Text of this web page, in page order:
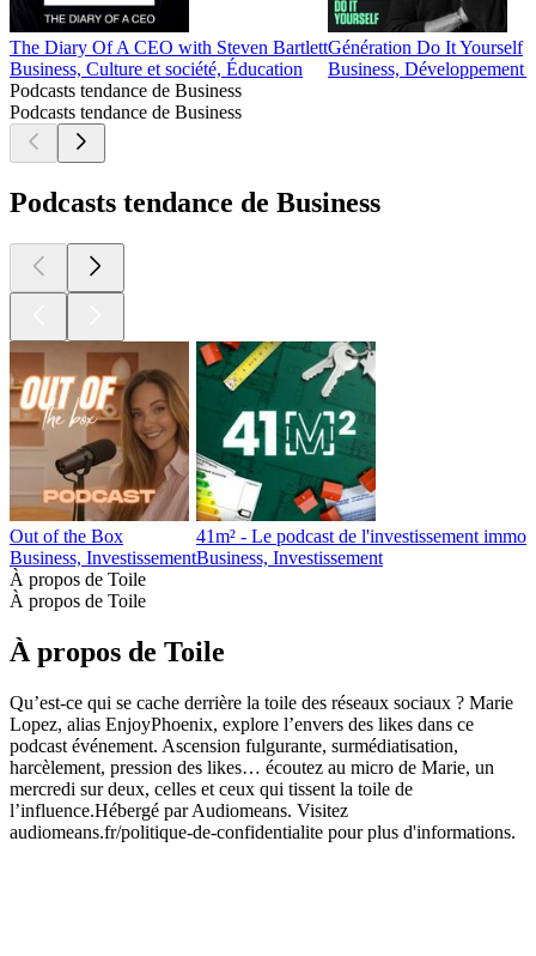
The Diary Of A CEO with Steven Bartlett
Business, Culture et société, Éducation
Génération Do It Yourself
Business, Développement
Podcasts tendance de Business
Podcasts tendance de Business
Podcasts tendance de Business
Out of the Box
Business, Investissement
41m² - Le podcast de l'investissement
Business, Investissement
À propos de Toile
À propos de Toile
À propos de Toile
Qu’est-ce qui se cache derrière la toile des réseaux sociaux ? Marie
Lopez, alias EnjoyPhoenix, explore l’envers des likes dans ce
podcast événement. Ascension fulgurante, surmédiatisation,
harcèlement, pression des likes… écoutez au micro de Marie, un
mercredi sur deux, celles et ceux qui tissent la toile de
l’influence.Hébergé par Audiomeans. Visitez
audiomeans.fr/politique-de-confidentialite pour plus d'informations.